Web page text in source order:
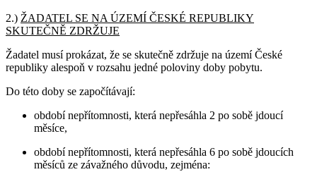
2.) ŽADATEL SE NA ÚZEMÍ ČESKÉ REPUBLIKY
SKUTEČNĚ ZDRŽUJE
Žadatel musí prokázat, že se skutečně zdržuje na území České
republiky alespoň v rozsahu jedné poloviny doby pobytu.
Do této doby se započítávají:
období nepřítomnosti, která nepřesáhla 2 po sobě jdoucí
měsíce,
období nepřítomnosti, která nepřesáhla 6 po sobě jdoucích
měsíců ze závažného důvodu, zejména: